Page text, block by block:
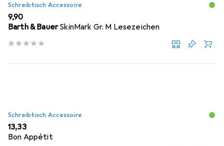
Schreibtisch Accessoire
EUR
9,90
Barth & BauerSkinMark Gr. M Lesezeichen
Schreibtisch Accessoire
EUR
13,33
Bon Appétit